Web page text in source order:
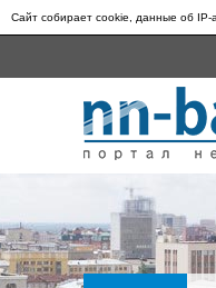
Сайт собирает cookie, данные об IP-